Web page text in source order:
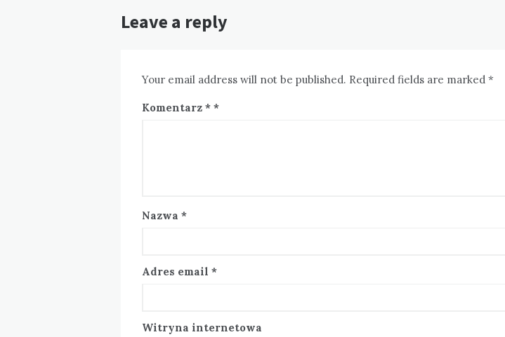
Leave a reply
Your email address will not be published. Required fields are marked *
Komentarz *
Nazwa *
Adres email *
Witryna internetowa